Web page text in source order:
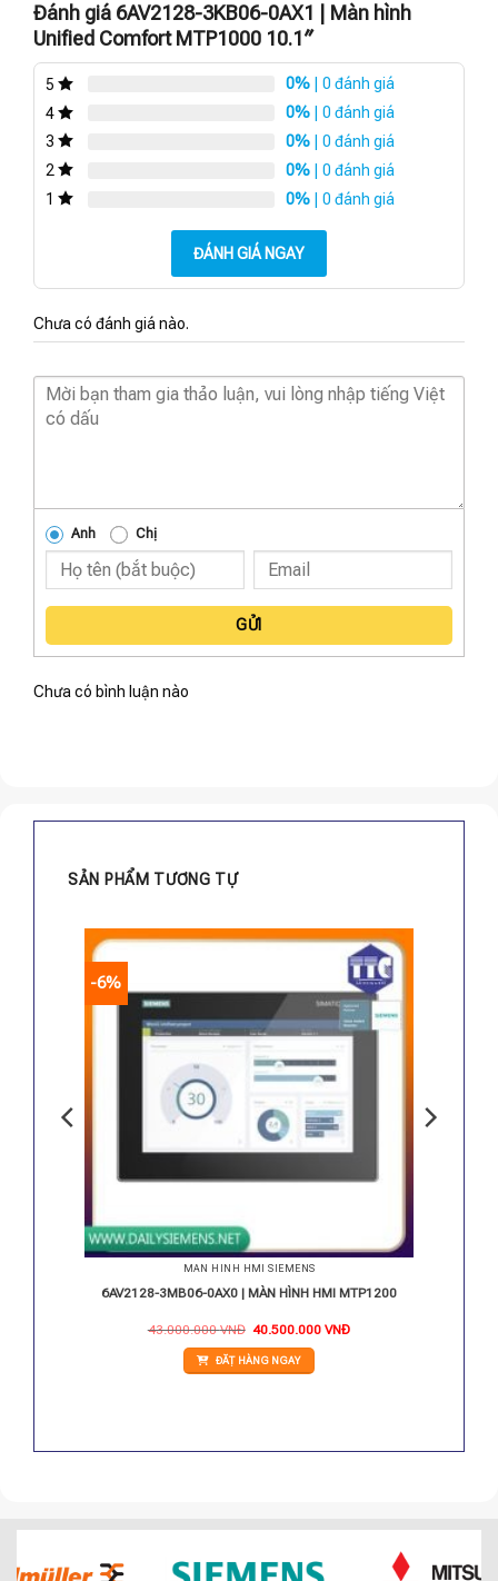
Đánh giá 6AV2128-3KB06-0AX1 | Màn hình
Unified Comfort MTP1000 10.1″
5 0% | 0 đánh giá
4
0% | 0 đánh giá
3
0% | 0 đánh giá
2
0% | 0 đánh giá
1
0% | 0 đánh giá
ĐÁNH GIÁ NGAY
Chưa có đánh giá nào.
Anh Chị
GỬI
Chưa có bình luận nào
SẢN PHẨM TƯƠNG TỰ
-6%
MÀN HÌNH HMI SIEMENS
6AV2128-3MB06-0AX0 | MÀN HÌNH HMI MTP1200
43.000.000VNĐ Giá
là:
43.000.000 VNĐ.
40.500.000VNĐGiá
ĐẶT HÀNG NGAY